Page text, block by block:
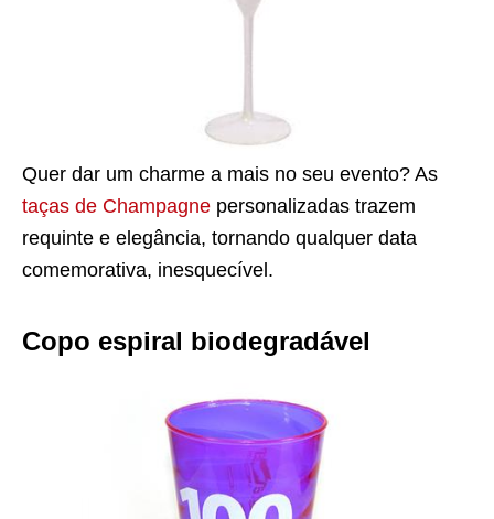
Quer dar um charme a mais no seu evento? As
taças de Champagne personalizadas trazem
requinte e elegância, tornando qualquer data
comemorativa, inesquecível.
Copo espiral biodegradável